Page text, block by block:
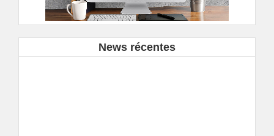
News récentes